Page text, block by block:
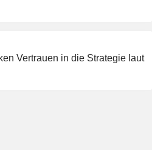
Vertrauen in die Strategie laut